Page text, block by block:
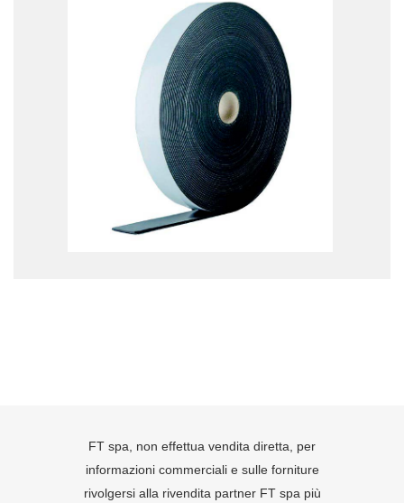
FT spa, non effettua vendita diretta, per
informazioni commerciali e sulle forniture
rivolgersi alla rivendita partner FT spa più